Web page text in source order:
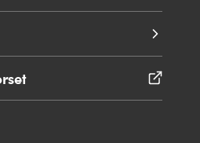
i